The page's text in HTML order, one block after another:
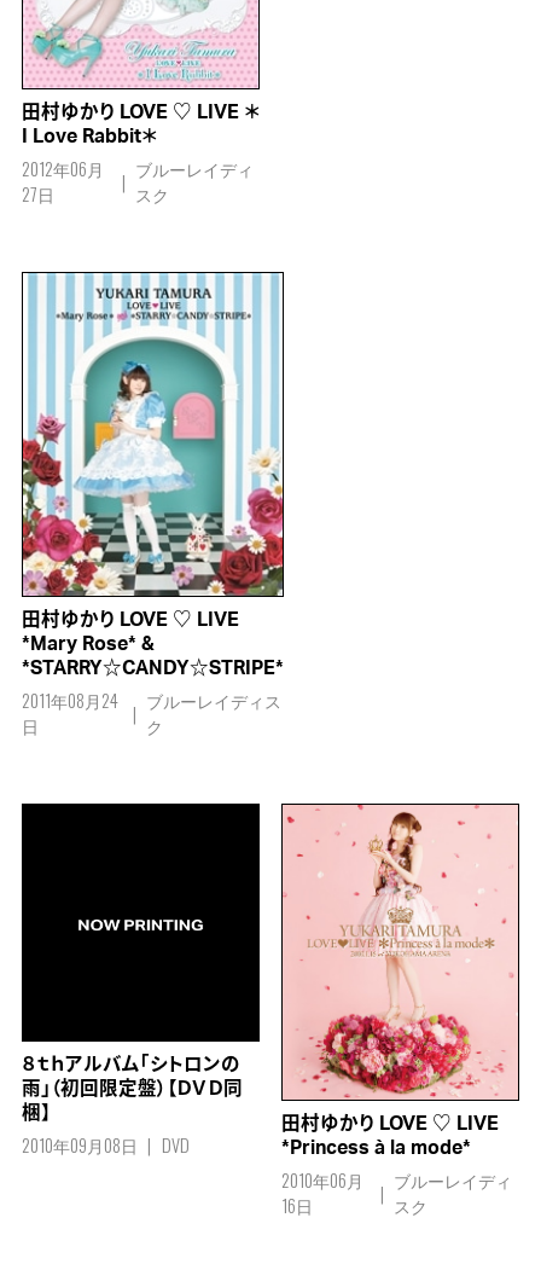
田村ゆかり LOVE ♡ LIVE ＊
I Love Rabbit＊
2012年06月
27日
ブルーレイディ
スク
田村ゆかり LOVE ♡ LIVE
*Mary Rose* &
*STARRY☆CANDY☆STRIPE*
2011年08月24
日
ブルーレイディス
ク
８ｔｈアルバム「シトロンの
雨」（初回限定盤）【ＤＶＤ同
梱】
2010年09月08日 DVD
田村ゆかり LOVE ♡ LIVE
*Princess à la mode*
2010年06月
16日
ブルーレイディ
スク